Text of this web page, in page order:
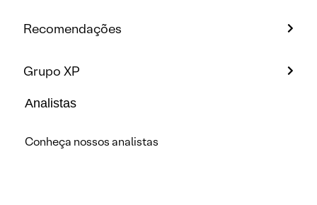
Recomendações
Grupo XP
Analistas
Conheça nossos analistas